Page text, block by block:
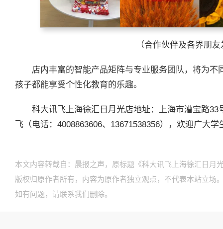
（合作伙伴及各界朋
店内丰富的智能产品矩阵与专业服务团队，将为
孩子都能享受个性化教育的乐趣。
科大讯飞上海徐汇日月光店地址：上海市漕宝路
飞（电话：4008863606、13671538356），欢迎广大
本文内容转载自：晨报之声，原标题《科大讯飞上海徐汇日月
版权归原作者所有，内容为原作者独立观点，不代表本站立场
如有问题，请联系我们删除。